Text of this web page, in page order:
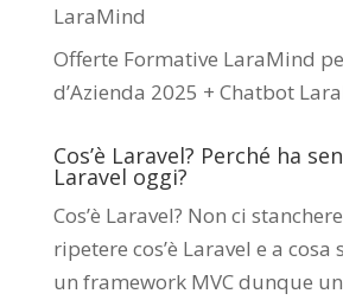
LaraMind
Offerte Formative LaraMind
d’Azienda 2025 + Chatbot
Cos’è Laravel? Perché ha
Laravel oggi?
Cos’è Laravel? Non ci
ripetere cos’è Laravel e a cosa
un framework MVC dunque